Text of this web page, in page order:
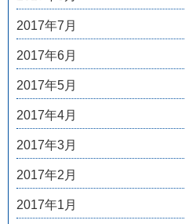
2017年7月
2017年6月
2017年5月
2017年4月
2017年3月
2017年2月
2017年1月